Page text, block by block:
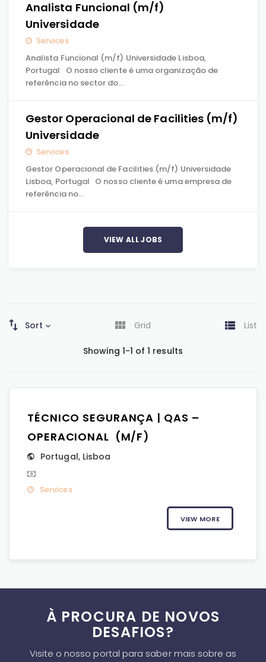
Analista Funcional (m/f)
Universidade
Services
Analista Funcional (m/f) Universidade Lisboa,
Portugal O nosso cliente é uma organização de
referência no sector do…
Gestor Operacional de Facilities (m/f)
Universidade
Services
Gestor Operacional de Facilities (m/f) Universidade
Lisboa, Portugal O nosso cliente é uma empresa de
referência no…
VIEW ALL JOBS
Sort Grid List
Showing 1-1 of 1 results
TÉCNICO SEGURANÇA | QAS –
OPERACIONAL (M/F)
Portugal, Lisboa
Services
VIEW MORE
À PROCURA DE NOVOS
DESAFIOS?
Visite o nosso portal para saber mais sobre as